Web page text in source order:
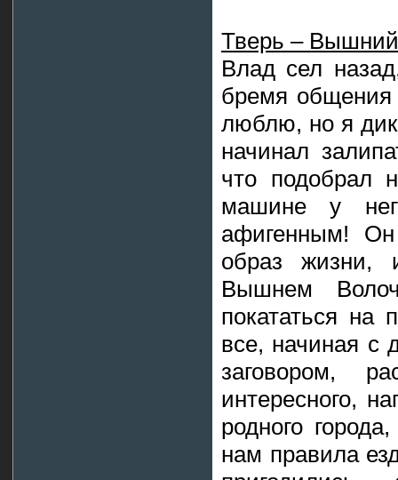
Тверь –
Влад сел
бремя общения
люблю, но я
начинал
что подобрал
машине у
афигенным!
образ жизни,
Вышнем
покататься на
все, начиная с
заговором,
интересного,
родного
нам правила